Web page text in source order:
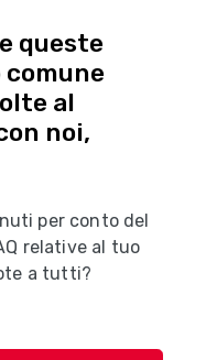
queste
al
noi,
per conto del
relative al tuo
a tutti?